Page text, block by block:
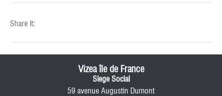
Share it:
Vizea île de France
Siege Social
59 avenue Augustin Dumont